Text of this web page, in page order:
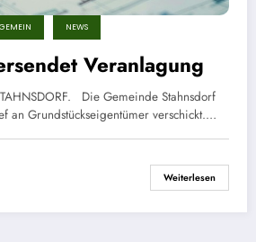
NEWS
Veranlagung
Die Gemeinde Stahnsdorf
an Grundstückseigentümer verschickt.…
Weiterlesen